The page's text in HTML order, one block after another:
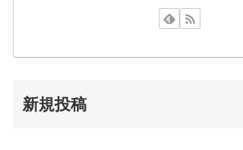
新規投稿